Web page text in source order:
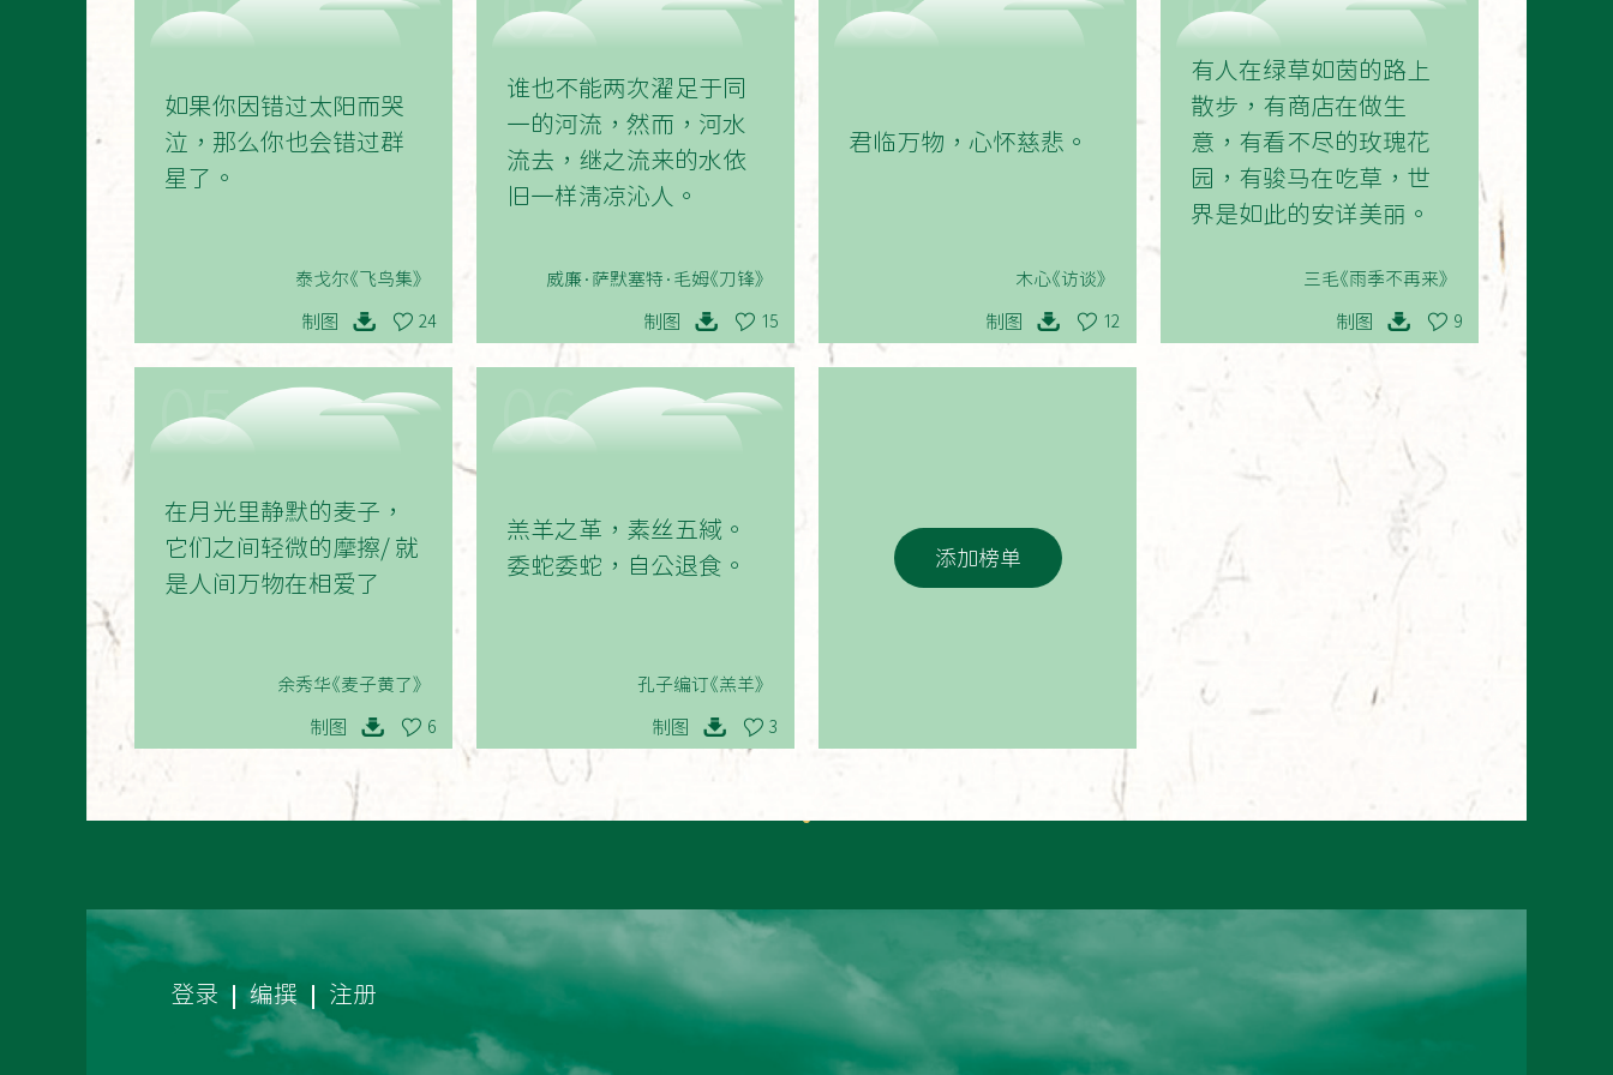
如果你因错过太阳而哭
泣，那么你也会错过群
星了。
泰戈尔《飞鸟集》
制图 24
谁也不能两次濯足于同
一的河流，然而，河水
流去，继之流来的水依
旧一样清凉沁人。
威廉·萨默塞特·毛姆《刀锋》
制图 15
君临万物，心怀慈悲。
木心《访谈》
制图 12
有人在绿草如茵的路上
散步，有商店在做生
意，有看不尽的玫瑰花
园，有骏马在吃草，世
界是如此的安详美丽。
三毛《雨季不再来》
制图 9
05
在月光里静默的麦子，
它们之间轻微的摩擦/ 就
是人间万物在相爱了
余秀华《麦子黄了》
制图 6
06
羔羊之革，素丝五緎。
委蛇委蛇，自公退食。
孔子编订《羔羊》
制图 3
添加榜单
登录 编撰 注册